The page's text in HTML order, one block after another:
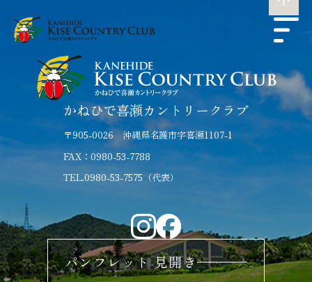
かねひで喜瀬カントリークラブ
〒905-0026 沖縄県名護市字喜瀬1107-1
FAX：0980-53-7788
TEL.0980-53-7575（代表）
パンフレット 見開き